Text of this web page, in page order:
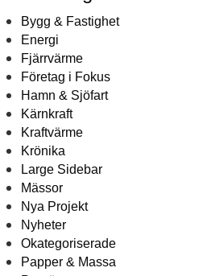
Bygg & Fastighet
Energi
Fjärrvärme
Företag i Fokus
Hamn & Sjöfart
Kärnkraft
Kraftvärme
Krönika
Large Sidebar
Mässor
Nya Projekt
Nyheter
Okategoriserade
Papper & Massa